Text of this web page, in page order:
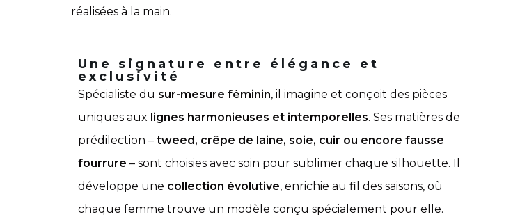
réalisées à la main.
Une signature entre élégance et
exclusivité
Spécialiste du sur-mesure féminin, il imagine et conçoit des pièces
uniques aux lignes harmonieuses et intemporelles. Ses matières de
prédilection – tweed, crêpe de laine, soie, cuir ou encore fausse
fourrure – sont choisies avec soin pour sublimer chaque silhouette. Il
développe une collection évolutive, enrichie au fil des saisons, où
chaque femme trouve un modèle conçu spécialement pour elle.